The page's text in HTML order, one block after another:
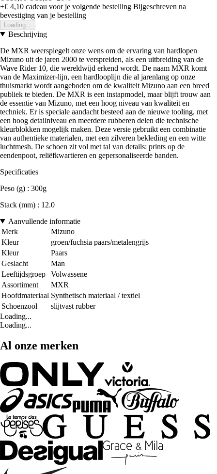
+€ 4,10 cadeau voor je volgende bestelling Bijgeschreven na
bevestiging van je bestelling
Loading...
Beschrijving
De MXR weerspiegelt onze wens om de ervaring van hardlopen
Mizuno uit de jaren 2000 te verspreiden, als een uitbreiding van de
Wave Rider 10, die wereldwijd erkend wordt. De naam MXR komt
van de Maximizer-lijn, een hardlooplijn die al jarenlang op onze
thuismarkt wordt aangeboden om de kwaliteit Mizuno aan een breed
publiek te bieden. De MXR is een instapmodel, maar blijft trouw aan
de essentie van Mizuno, met een hoog niveau van kwaliteit en
techniek. Er is speciale aandacht besteed aan de nieuwe tooling, met
een hoog detailniveau en meerdere rubberen delen die technische
kleurblokken mogelijk maken. Deze versie gebruikt een combinatie
van authentieke materialen, met een zilveren bekleding en een witte
luchtmesh. De schoen zit vol met tal van details: prints op de
eendenpoot, reliëfkwartieren en gepersonaliseerde banden.
Specificaties
Peso (g) : 300g
Stack (mm) : 12.0
Aanvullende informatie
Merk
Mizuno
Kleur
groen/fuchsia paars/metalengrijs
Kleur
Paars
Geslacht
Man
Leeftijdsgroep
Volwassene
Assortiment
MXR
Hoofdmateriaal Synthetisch materiaal / textiel
Schoenzool
slijtvast rubber
Loading...
Loading...
Al onze merken